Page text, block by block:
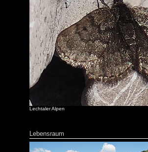
Lechtaler Alpen
Lebensraum